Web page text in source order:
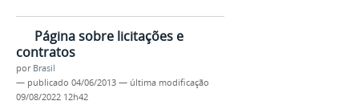
Página sobre licitações e
contratos
por Brasil
— publicado 04/06/2013 — última modificação
09/08/2022 12h42